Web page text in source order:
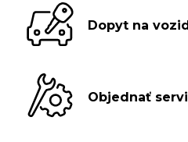
Dopyt na
Objednať